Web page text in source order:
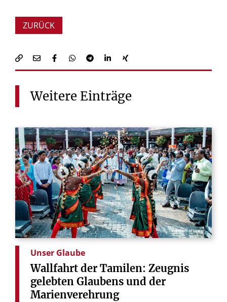
ZURÜCK
Weitere Einträge
© Bistum Münster
Unser Glaube
Wallfahrt der Tamilen: Zeugnis
gelebten Glaubens und der
Marienverehrung